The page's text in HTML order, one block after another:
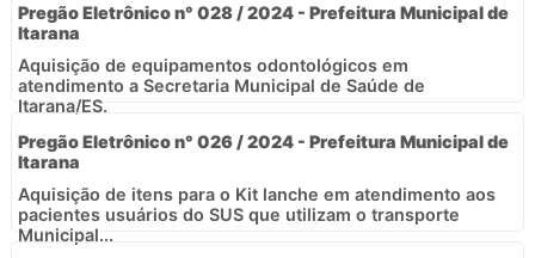
Pregão Eletrônico n° 028 / 2024 - Prefeitura Municipal de
Itarana
Aquisição de equipamentos odontológicos em
atendimento a Secretaria Municipal de Saúde de
Itarana/ES.
Pregão Eletrônico n° 026 / 2024 - Prefeitura Municipal de
Itarana
Aquisição de itens para o Kit lanche em atendimento aos
pacientes usuários do SUS que utilizam o transporte
Municipal...